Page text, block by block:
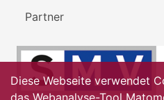
Partner
Diese Webseite verwendet
das Webanalyse-Tool